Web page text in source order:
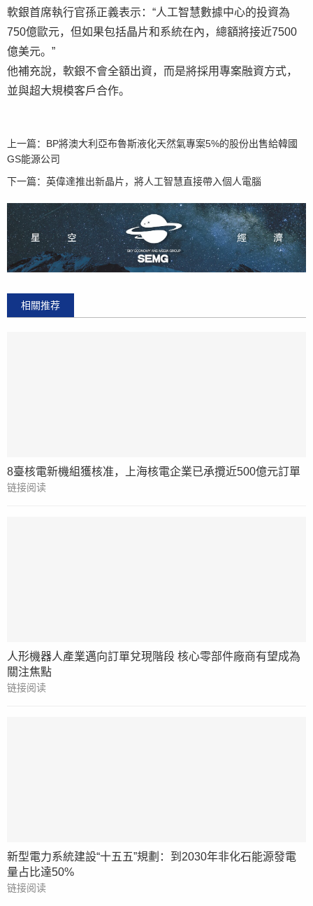
軟銀首席執行官孫正義表示：“人工智慧數據中心的投資為
750億歐元，但如果包括晶片和系統在內，總額將接近7500
億美元。”
他補充說，軟銀不會全額出資，而是將採用專案融資方式，
並與超大規模客戶合作。
上一篇： BP將澳大利亞布魯斯液化天然氣專案5%的股份出售給韓國
GS能源公司
下一篇： 英偉達推出新晶片，將人工智慧直接帶入個人電腦
相關推荐
8臺核電新機組獲核准，上海核電企業已承攬近500億元訂單
链接阅读
人形機器人產業邁向訂單兌現階段 核心零部件廠商有望成為
關注焦點
链接阅读
新型電力系統建設“十五五”規劃：到2030年非化石能源發電
量占比達50%
链接阅读